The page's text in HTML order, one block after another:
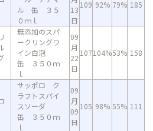
ル 缶 ３５
０ｍｌ
13
日
109 92% 79% 185
無添加のスパ
ークリングワ
イン白泡
缶 ３５０ｍ
ｌ
09
月
22
日
107104%53% 158
サッポロ ク
ラフトスパイ
スソーダ
缶 ３５０ｍ
ｌ
09
月
09
日
105 98% 55% 111